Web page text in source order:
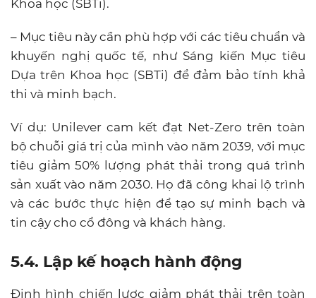
Khoa học (SBTi).
– Mục tiêu này cần phù hợp với các tiêu chuẩn và
khuyến nghị quốc tế, như Sáng kiến Mục tiêu
Dựa trên Khoa học (SBTi) để đảm bảo tính khả
thi và minh bạch.
Ví dụ: Unilever cam kết đạt Net-Zero trên toàn
bộ chuỗi giá trị của mình vào năm 2039, với mục
tiêu giảm 50% lượng phát thải trong quá trình
sản xuất vào năm 2030. Họ đã công khai lộ trình
và các bước thực hiện để tạo sự minh bạch và
tin cậy cho cổ đông và khách hàng.
5.4. Lập kế hoạch hành động
Định hình chiến lược giảm phát thải trên toàn